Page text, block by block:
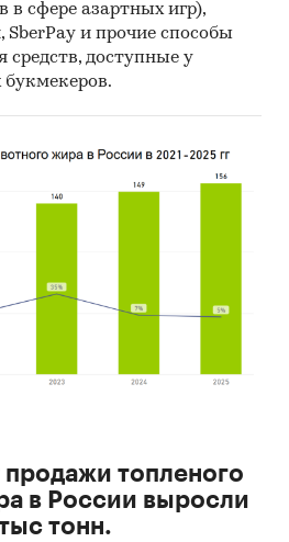
- AEZ KIMYA INS SAN
российских импортеров
экспортеров и
— Tebiz Group.
в сфере азартных игр),
и прочие способы
средств, доступные у
букмекеров.
продажи топленого
в России выросли
тонн.